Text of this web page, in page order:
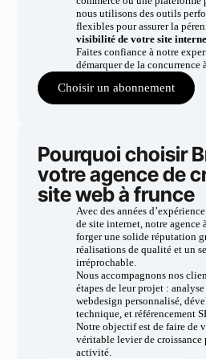
nous utilisons des outils
flexibles pour assurer la
visibilité de votre site
Faites confiance à notre
démarquer de la concurrence
Choisir un abonnement
Pourquoi choisir
votre agence de
site web à frunce
Avec des années
de site internet, notre agence
forger une solide réputation
réalisations de qualité et un
irréprochable.
Nous accompagnons nos
étapes de leur projet : analyse
webdesign personnalisé,
technique, et référencement
Notre objectif est de faire de
véritable levier de croissance
activité.